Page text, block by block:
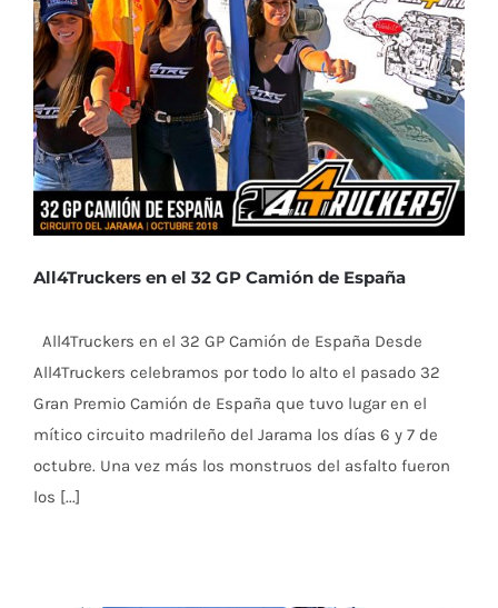
All4Truckers en el 32 GP Camión de España
All4Truckers en el 32 GP Camión de España Desde
All4Truckers celebramos por todo lo alto el pasado 32
Gran Premio Camión de España que tuvo lugar en el
mítico circuito madrileño del Jarama los días 6 y 7 de
octubre. Una vez más los monstruos del asfalto fueron
los [...]